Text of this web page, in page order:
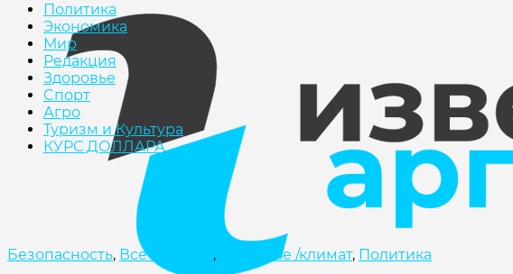
Политика
Экономика
Мир
Редакция
Здоровье
Cпорт
Агро
Туризм и Культура
КУРС ДОЛЛАРА
Безопасность, Все новости , Здоровье /климат, Политика